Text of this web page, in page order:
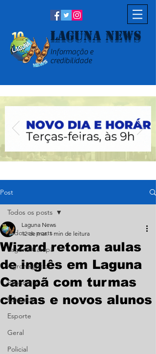
Laguna News
Informação e
credibilidade
Post
Todos os posts
Laguna Carapã
Agronegócio
Economia
Educação
Esporte
Geral
Policial
Todos os posts
Wizard retoma aulas
de inglês em Laguna
Carapã com turmas
cheias e novos alunos
Laguna News
12 de mar. 1 min de leitura